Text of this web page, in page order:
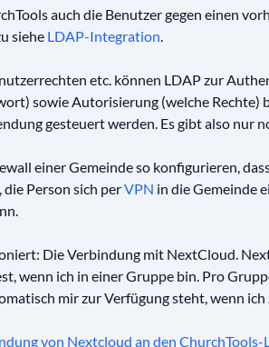
auch die Benutzer gegen einen
siehe LDAP-Integration
etc. können LDAP zur
sowie Autorisierung (welche Rechte)
gesteuert werden. Es gibt also nur
einer Gemeinde so konfigurieren,
Person sich perVPN in die Gemeinde
Die Verbindung mit NextCloud.
wenn ich in einer Gruppe bin. Pro
mir zur Verfügung steht, wenn ich
von Nextcloud an den ChurchTools-